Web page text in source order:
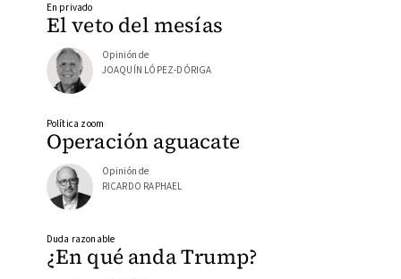
El veto del mesías
En privado
Opinión de
JOAQUÍN LÓPEZ-DÓRIGA
Operación aguacate
Política zoom
Opinión de
RICARDO RAPHAEL
¿En qué anda Trump?
Duda razonable